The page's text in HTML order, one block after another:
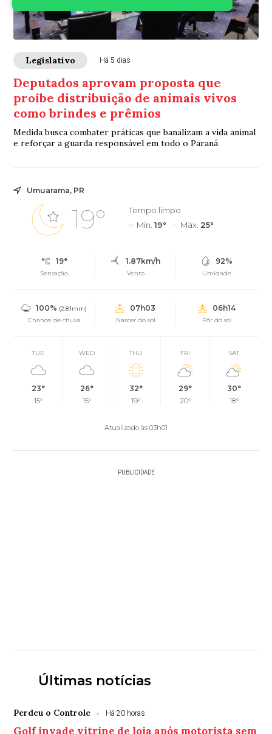
Legislativo Há 5 dias
Deputados aprovam proposta que
proíbe distribuição de animais vivos
como brindes e prêmios
Medida busca combater práticas que banalizam a vida animal
e reforçar a guarda responsável em todo o Paraná
Umuarama, PR
19°
Tempo limpo
Mín. 19° Máx. 25°
19°
Sensação
1.87km/h
Vento
92%
Umidade
100% (2.81mm)
Chance de chuva
07h03
Nascer do sol
06h14
Pôr do sol
TUE
23°
15°
WED
26°
15°
THU
32°
19°
FRI
29°
20°
SAT
30°
18°
Atualizado às 03h01
PUBLICIDADE
Últimas notícias
Perdeu o Controle Há 20 horas
Golf invade vitrine de loja após motorista sem